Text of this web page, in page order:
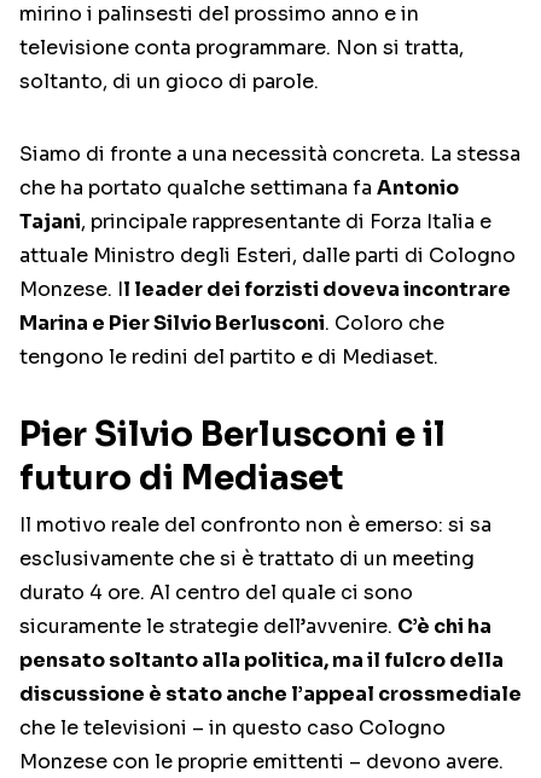
mirino i palinsesti del prossimo anno e in
televisione conta programmare. Non si tratta,
soltanto, di un gioco di parole.
Siamo di fronte a una necessità concreta. La stessa
che ha portato qualche settimana fa Antonio
Tajani, principale rappresentante di Forza Italia e
attuale Ministro degli Esteri, dalle parti di Cologno
Monzese. Il leader dei forzisti doveva incontrare
Marina e Pier Silvio Berlusconi. Coloro che
tengono le redini del partito e di Mediaset.
Pier Silvio Berlusconi e il
futuro di Mediaset
Il motivo reale del confronto non è emerso: si sa
esclusivamente che si è trattato di un meeting
durato 4 ore. Al centro del quale ci sono
sicuramente le strategie dell’avvenire. C’è chi ha
pensato soltanto alla politica, ma il fulcro della
discussione è stato anche l’appeal crossmediale
che le televisioni – in questo caso Cologno
Monzese con le proprie emittenti – devono avere.